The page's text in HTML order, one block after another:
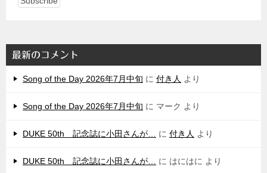
最新のコメント
Song of the Day 2026年7月中旬 に 付き人 より
Song of the Day 2026年7月中旬 に マーク より
DUKE 50th 記念誌に小田さんが… に 付き人 より
DUKE 50th 記念誌に小田さんが… に はにはに より